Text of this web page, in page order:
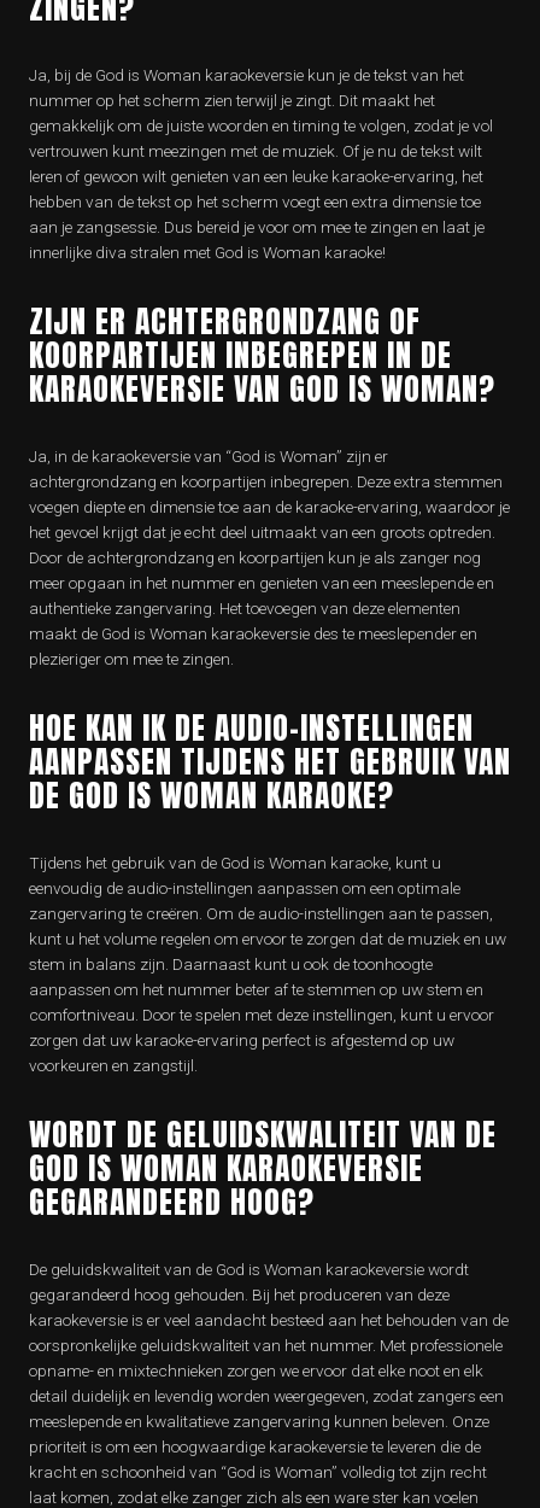
Ja, bij de God is Woman karaokeversie kun je de tekst van het
nummer op het scherm zien terwijl je zingt. Dit maakt het
gemakkelijk om de juiste woorden en timing te volgen, zodat je vol
vertrouwen kunt meezingen met de muziek. Of je nu de tekst wilt
leren of gewoon wilt genieten van een leuke karaoke-ervaring, het
hebben van de tekst op het scherm voegt een extra dimensie toe
aan je zangsessie. Dus bereid je voor om mee te zingen en laat je
innerlijke diva stralen met God is Woman karaoke!
ZIJN ER ACHTERGRONDZANG OF
KOORPARTIJEN INBEGREPEN IN DE
KARAOKEVERSIE VAN GOD IS WOMAN?
Ja, in de karaokeversie van “God is Woman” zijn er
achtergrondzang en koorpartijen inbegrepen. Deze extra stemmen
voegen diepte en dimensie toe aan de karaoke-ervaring, waardoor je
het gevoel krijgt dat je echt deel uitmaakt van een groots optreden.
Door de achtergrondzang en koorpartijen kun je als zanger nog
meer opgaan in het nummer en genieten van een meeslepende en
authentieke zangervaring. Het toevoegen van deze elementen
maakt de God is Woman karaokeversie des te meeslepender en
plezieriger om mee te zingen.
HOE KAN IK DE AUDIO-INSTELLINGEN
AANPASSEN TIJDENS HET GEBRUIK VAN
DE GOD IS WOMAN KARAOKE?
Tijdens het gebruik van de God is Woman karaoke, kunt u
eenvoudig de audio-instellingen aanpassen om een optimale
zangervaring te creëren. Om de audio-instellingen aan te passen,
kunt u het volume regelen om ervoor te zorgen dat de muziek en uw
stem in balans zijn. Daarnaast kunt u ook de toonhoogte
aanpassen om het nummer beter af te stemmen op uw stem en
comfortniveau. Door te spelen met deze instellingen, kunt u ervoor
zorgen dat uw karaoke-ervaring perfect is afgestemd op uw
voorkeuren en zangstijl.
WORDT DE GELUIDSKWALITEIT VAN DE
GOD IS WOMAN KARAOKEVERSIE
GEGARANDEERD HOOG?
De geluidskwaliteit van de God is Woman karaokeversie wordt
gegarandeerd hoog gehouden. Bij het produceren van deze
karaokeversie is er veel aandacht besteed aan het behouden van de
oorspronkelijke geluidskwaliteit van het nummer. Met professionele
opname- en mixtechnieken zorgen we ervoor dat elke noot en elk
detail duidelijk en levendig worden weergegeven, zodat zangers een
meeslepende en kwalitatieve zangervaring kunnen beleven. Onze
prioriteit is om een hoogwaardige karaokeversie te leveren die de
kracht en schoonheid van “God is Woman” volledig tot zijn recht
laat komen, zodat elke zanger zich als een ware ster kan voelen